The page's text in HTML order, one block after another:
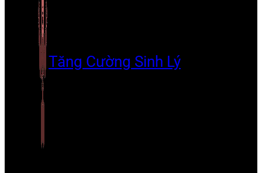
Tăng Cường Sinh Lý